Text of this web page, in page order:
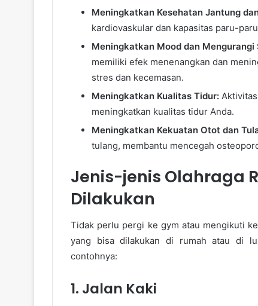
Meningkatkan Kesehatan Jantung
kardiovaskular dan kapasitas paru-
Meningkatkan Mood dan Mengurangi
memiliki efek menenangkan dan
stres dan kecemasan.
Meningkatkan Kualitas Tidur:
meningkatkan kualitas tidur Anda.
Meningkatkan Kekuatan Otot dan
tulang, membantu mencegah
Jenis-jenis Olahraga
Dilakukan
Tidak perlu pergi ke gym atau mengikuti
yang bisa dilakukan di rumah atau di
contohnya:
1. Jalan Kaki